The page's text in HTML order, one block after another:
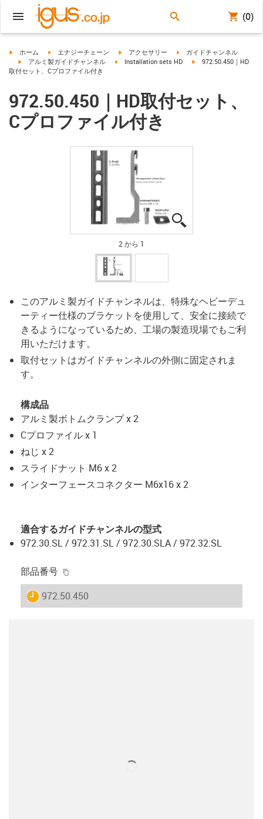
(0)
igus-icon-arrow-right
ホーム igus-icon-arrow-right
エナジーチェーン igus-icon-arrow-right
アクセサリー igus-icon-arrow-right
ガイドチャンネル
igus-icon-arrow-right
アルミ製ガイドチャンネル igus-icon-arrow-right
Installation sets HD igus-icon-arrow-right
972.50.450｜HD
取付セット、Cプロファイル付き
972.50.450｜HD取付セット、
Cプロファイル付き
2 から 1
このアルミ製ガイドチャンネルは、特殊なヘビーデュ
ーティー仕様のブラケットを使用して、安全に接続で
きるようになっているため、工場の製造現場でもご利
用いただけます。
取付セットはガイドチャンネルの外側に固定されま
す。
構成品
アルミ製ボトムクランプ x 2
Cプロファイル x 1
ねじ x 2
スライドナット M6 x 2
インターフェースコネクター M6x16 x 2
適合するガイドチャンネルの型式
972.30.SL / 972.31.SL / 972.30.SLA / 972.32.SL
部品番号
igus-icon-lieferzeit
972.50.450